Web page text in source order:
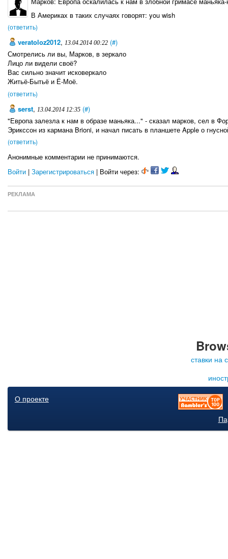
В Америках в таких случаях говорят: you wish
(ответить)
veratoloz2012, 13.04.2014 00:22 (#)
Смотрелись ли вы, Марков, в зеркало
Лицо ли видели своё?
Вас сильно значит исковеркало
Житьё-Бытьё и Ё-Моё.
(ответить)
serst, 13.04.2014 12:35 (#)
"Европа залезла к нам в образе маньяка..." - сказал марков, сел в
Эрикссон из кармана Brioni, и начал писать в планшете Apple о
(ответить)
Анонимные комментарии не принимаются.
Войти | Зарегистрироваться | Войти через:
РЕКЛАМА
ставки на
О проекте